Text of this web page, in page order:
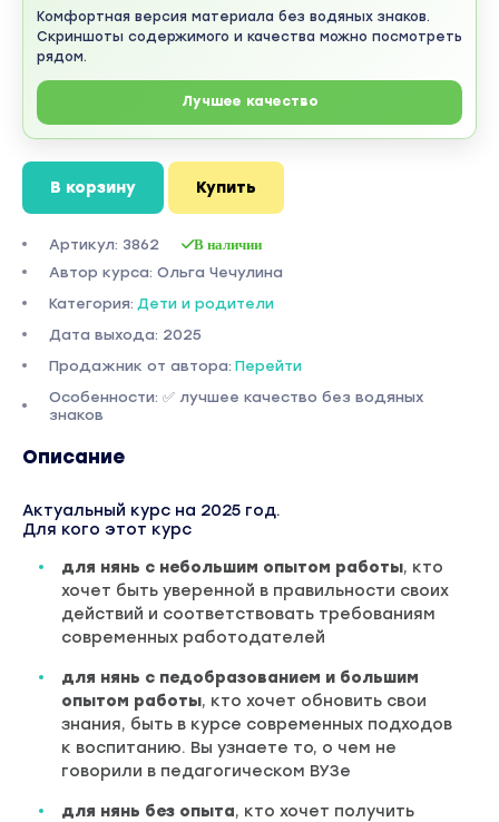
Комфортная версия материала без водяных знаков.
Скриншоты содержимого и качества можно посмотреть
рядом.
Лучшее качество
В корзину Купить
Артикул: 3862 В наличии
Автор курса: Ольга Чечулина
Категория: Дети и родители
Дата выхода: 2025
Продажник от автора: Перейти
Особенности: ✅ лучшее качество без водяных
знаков
Описание
Актуальный курс на 2025 год.
Для кого этот курс
для нянь с небольшим опытом работы, кто
хочет быть уверенной в правильности своих
действий и соответствовать требованиям
современных работодателей
для нянь с педобразованием и большим
опытом работы, кто хочет обновить свои
знания, быть в курсе современных подходов
к воспитанию. Вы узнаете то, о чем не
говорили в педагогическом ВУЗе
для нянь без опыта, кто хочет получить